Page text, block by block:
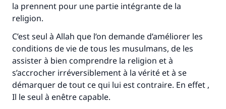
la prennent pour une partie intégrante de la
religion.
C’est seul à Allah que l’on demande d’améliorer les
conditions de vie de tous les musulmans, de les
assister à bien comprendre la religion et à
s’accrocher irréversiblement à la vérité et à se
démarquer de tout ce qui lui est contraire. En effet ,
Il le seul à enêtre capable.